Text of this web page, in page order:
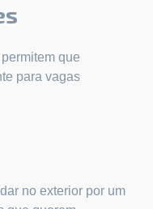
que
para vagas
no exterior por um